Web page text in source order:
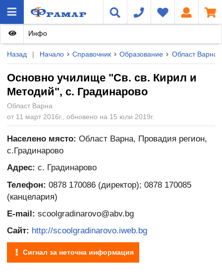
Назад | Начало Справочник Образование Област Варна
Основно училище "Св. св. Кирил и
Методий", с. Градинарово
Област Варна
от 11 март 2016г., обновено на 15 юли 2019г.
Инфо
Населено място: Област Варна, Провадия регион,
с.Градинарово
Адрес: с. Градинарово
Телефон: 0878 170086 (директор); 0878 170085
(канцелария)
E-mail: scoolgradinarovo@abv.bg
Сайт: http://scoolgradinarovo.iweb.bg
Сигнал за неточна информация